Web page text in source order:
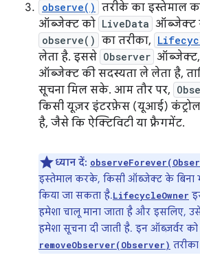
observe() तरीके का इस्तेमाल
ऑब्जेक्ट को LiveData ऑब्जेक्ट
observe() का तरीका,
लेता है. इससे Observer ऑब्जेक्ट,
ऑब्जेक्ट की सदस्यता ले लेता है,
सूचना मिल सके. आम तौर पर,
किसी यूज़र इंटरफ़ेस (यूआई)
है, जैसे कि ऐक्टिविटी या फ़्रैगमेंट.
ध्यान दें:
इस्तेमाल करके, किसी ऑब्जेक्ट के बिना
किया जा सकता है.LifecycleOwner
हमेशा चालू माना जाता है और इसलिए,
हमेशा सूचना दी जाती है. इन ऑब्ज़र्वर
removeObserver(Observer)